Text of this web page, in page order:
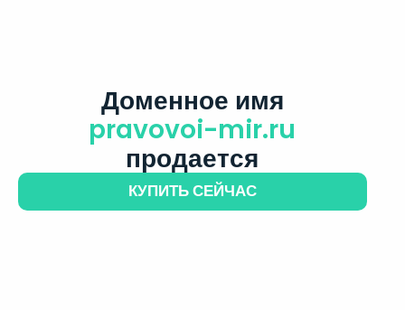
Доменное имя
pravovoi-mir.ru
продается
КУПИТЬ СЕЙЧАС